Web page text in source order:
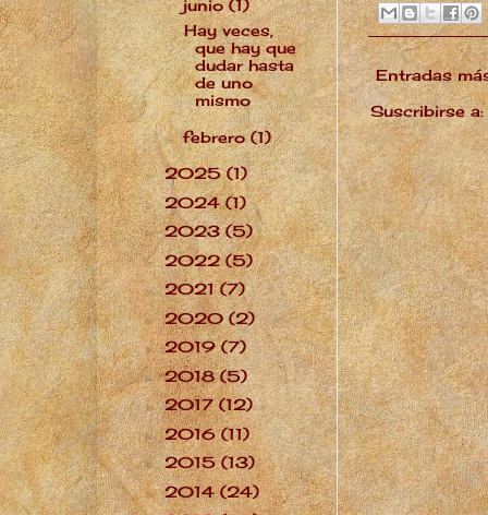
Entradas
Suscribirse a:
▼junio(1)
Hay veces,
que hay que
dudar hasta
de uno
mismo
►febrero(1)
►2025(1)
►2024(1)
►2023(5)
►2022(5)
►2021(7)
►2020(2)
►2019(7)
►2018(5)
►2017(12)
►2016(11)
►2015(13)
►2014(24)